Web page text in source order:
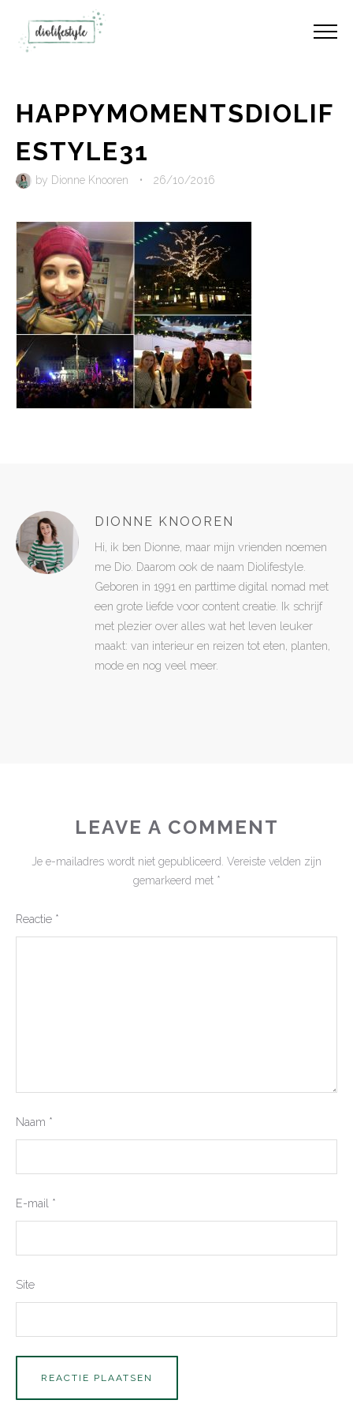
HAPPYMOMENTSDIOLIF
ESTYLE31
by Dionne Knooren • 26/10/2016
DIONNE KNOOREN
Hi, ik ben Dionne, maar mijn vrienden noemen
me Dio. Daarom ook de naam Diolifestyle.
Geboren in 1991 en parttime digital nomad met
een grote liefde voor content creatie. Ik schrijf
met plezier over alles wat het leven leuker
maakt: van interieur en reizen tot eten, planten,
mode en nog veel meer.
LEAVE A COMMENT
Je e-mailadres wordt niet gepubliceerd. Vereiste velden zijn
gemarkeerd met *
Reactie *
Naam *
E-mail *
Site